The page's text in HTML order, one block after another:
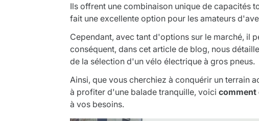
Ils offrent une combinaison unique de capacités
fait une excellente option pour les amateurs
Cependant, avec tant d'options sur le marché, il
conséquent, dans cet article de blog, nous
de la sélection d'un vélo électrique à gros pneus.
Ainsi, que vous cherchiez à conquérir un terrain
à profiter d'une balade tranquille, voici comment
à vos besoins.